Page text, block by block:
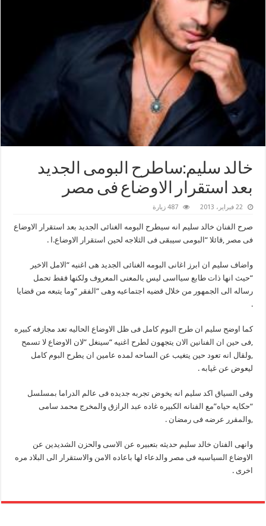
خالد سليم:ساطرح البومى الجديد
بعد استقرار الاوضاع فى مصر
22 فبراير، 2013 487 زيارة
صرح الفنان خالد سليم انه سيطرح البومه الغنائى الجديد بعد استقرار الاوضاع
فى مصر ,قائلا “البومى سيبقى فى الثلاجه لحين استقرار الاوضاع.ا .
واضاف سليم ان ابرز اغانى البومه الغنائى الجديد هى اغنيه “الامل الاخير
“حيث انها ذات طابع سيااسى ليس بالمعنى المعروف ولكنها فقط تحمل
رساله الى الجمهور من خلال قضيه اجتماعيه وهى “الفقر “وما يتبعه من قضايا
.
كما اوضح سليم ان طرح البوم كامل فى ظل الاوضاع الحاليه تعد مجازفه كبيره
,فى حين ان الفنانين الان يتجهون لطرح اغنيه “سينغل “لان الاوضاع لا تسمح
,ولقال انه تعود حين يتغيب عن الساحه لمده عامين ان يطرح البوم كامل
ليعوض عن غيابه .
وفى السياق اكد سليم انه يخوض تجربه جديده فى عالم الدراما بمسلسل
“حكايه حياه”مع الفنانه الكبيره غاده عبد الرازق والمخرج محمد سامى
,والمقرر عرضه فى رمضان .
وانهى الفنان خالد سليم حديثه بتعبيره عن الاسى والحزن الشديدين عن
الاوضاع السياسيه فى مصر والدعاء لها باعاده الامن والاستقرار الى البلاد مره
اخرى .